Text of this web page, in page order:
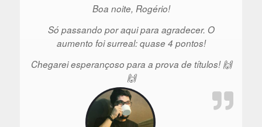
Boa noite, Rogério!
Só passando por aqui para agradecer. O
aumento foi surreal: quase 4 pontos!
Chegarei esperançoso para a prova de títulos! 🙌
🙌